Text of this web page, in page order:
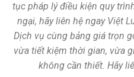
tục pháp lý điều kiện quy
ngại, hãy liên hệ ngay Việt
Dịch vụ cùng bảng giá trọn
vừa tiết kiệm thời gian, vừa
không cần thiết. Hãy